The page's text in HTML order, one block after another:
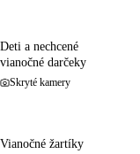
Deti a nechcené
vianočné darčeky
Skryté kamery
Vianočné žartíky